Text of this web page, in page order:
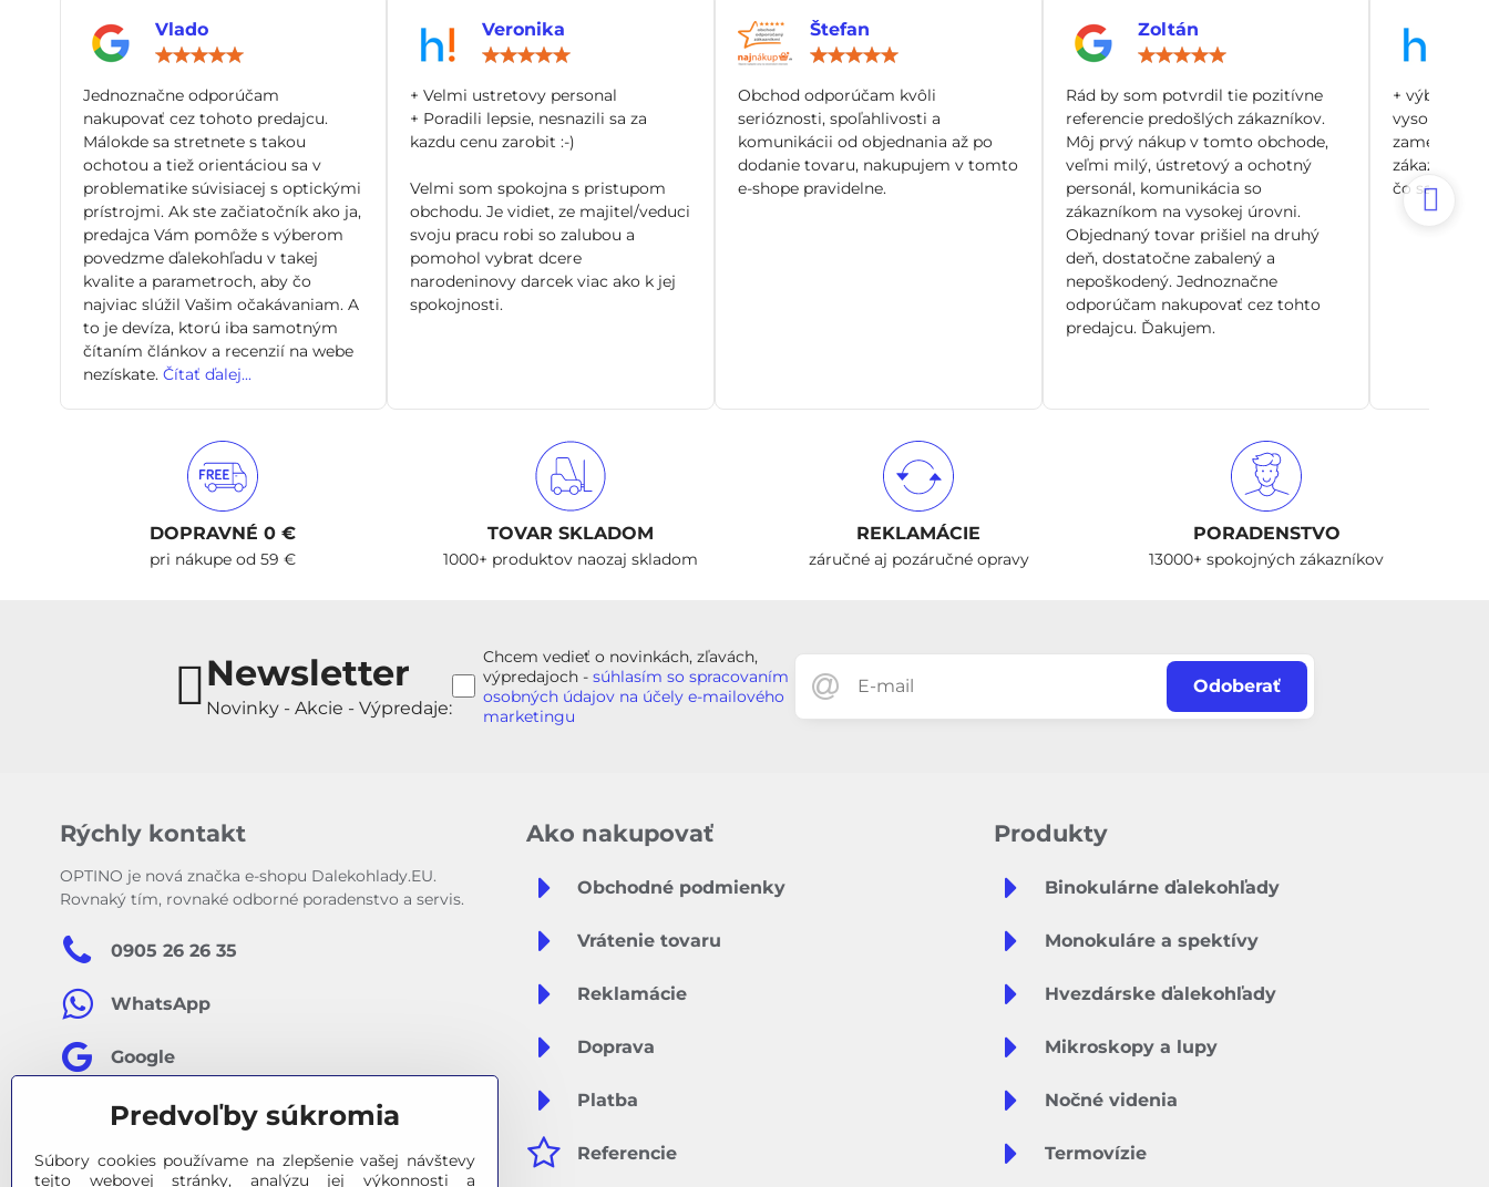
Vlado
5
Jednoznačne odporúčam
nakupovať cez tohoto predajcu.
Málokde sa stretnete s takou
ochotou a tiež orientáciou sa v
problematike súvisiacej s optickými
prístrojmi. Ak ste začiatočník ako ja,
predajca Vám pomôže s výberom
povedzme ďalekohľadu v takej
kvalite a parametroch, aby čo
najviac slúžil Vašim očakávaniam. A
to je devíza, ktorú iba samotným
čítaním článkov a recenzií na webe
nezískate. Čítať ďalej...
Veronika
+ Velmi ustretovy personal
+ Poradili lepsie, nesnazili sa za
kazdu cenu zarobit :-)
Velmi som spokojna s pristupom
obchodu. Je vidiet, ze majitel/veduci
svoju pracu robi so zalubou a
pomohol vybrat dcere
narodeninovy darcek viac ako k jej
spokojnosti.
Štefan
Obchod odporúčam kvôli
serióznosti, spoľahlivosti a
komunikácii od objednania až po
dodanie tovaru, nakupujem v tomto
e-shope pravidelne.
Zoltán
/
5
Rád by som potvrdil tie pozitívne
referencie predošlých zákazníkov.
Môj prvý nákup v tomto obchode,
veľmi milý, ústretový a ochotný
personál, komunikácia so
zákazníkom na vysokej úrovni.
Objednaný tovar prišiel na druhý
deň, dostatočne zabalený a
nepoškodený. Jednoznačne
odporúčam nakupovať cez tohto
predajcu. Ďakujem.
+ výborný
vysoko
zamerané
zákazníka,
čo sa dá.
DOPRAVNÉ 0 €
pri nákupe od 59 €
TOVAR SKLADOM
1000+ produktov naozaj skladom
REKLAMÁCIE
záručné aj pozáručné opravy
PORADENSTVO
13000+ spokojných zákazníkov
Newsletter
Novinky - Akcie - Výpredaje:
Odoberať
Chcem vedieť o novinkách, zľavách,
výpredajoch -súhlasím so spracovaním
osobných údajov na účely e-mailového
marketingu
Rýchly kontakt
OPTINO je nová značka e-shopu Dalekohlady.EU.
Rovnaký tím, rovnaké odborné poradenstvo a servis.
0905 26 26 35
WhatsApp
Google
Facebook
Ako nakupovať
Obchodné podmienky
Vrátenie tovaru
Reklamácie
Doprava
Platba
Referencie
Produkty
Binokulárne ďalekohľady
Monokuláre a spektívy
Hvezdárske ďalekohľady
Mikroskopy a lupy
Nočné videnia
Termovízie
Predvoľby súkromia
Súbory cookies používame na zlepšenie vašej návštevy
tejto webovej stránky, analýzu jej výkonnosti a